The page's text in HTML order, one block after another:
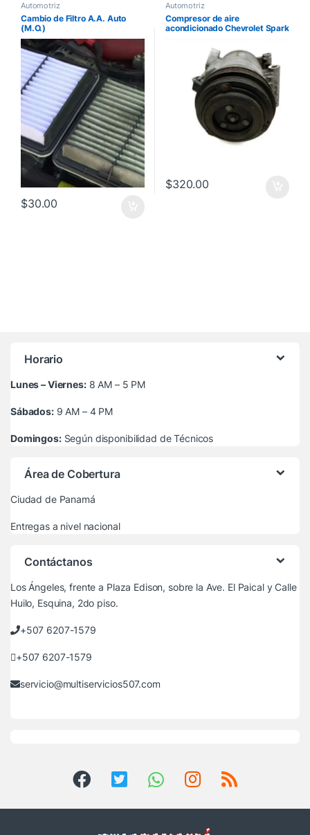
Automotriz
Cambio de Filtro A.A. Auto
(M.O.)
$30.00
Automotriz
Compresor de aire
acondicionado Chevrolet Spark
$320.00
Horario
Lunes – Viernes:8 AM – 5 PM
Sábados:9 AM – 4 PM
Domingos:Según disponibilidad de Técnicos
Área de Cobertura
Ciudad de Panamá
Entregas a nivel nacional
Contáctanos
Los Ángeles, frente a Plaza Edison, sobre la Ave. El Paical y Calle
Huilo, Esquina, 2do piso.
+507 6207-1579
+507 6207-1579
servicio@multiservicios507.com